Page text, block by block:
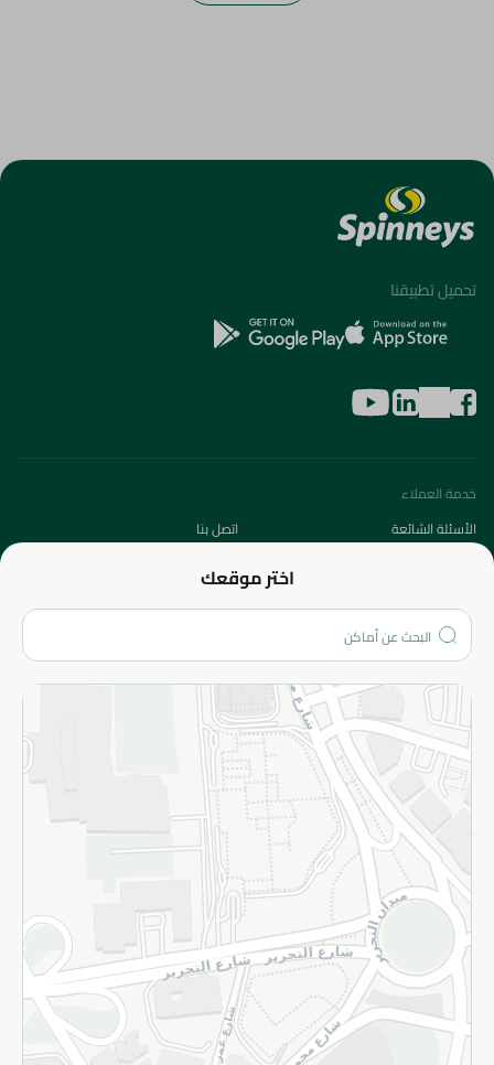
اختر موقعك
تحميل تطبيقنا
خدمة العملاء
الأسئلة الشائعة
اتصل بنا
من نحن؟
الفروع
المزيد
الاسترجاع
سياسة الاستخدام
سياسة الخصوصية
قم بالتسجيل للنشرة
©2026 - Spinneys | جميع الحقوق محفوظة